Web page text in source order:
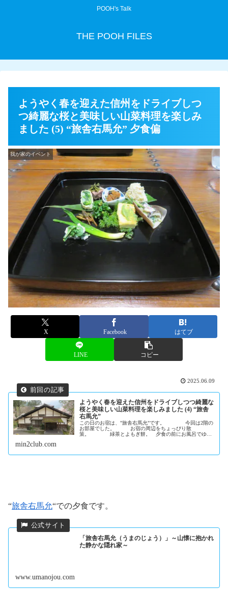
POOH's Talk
THE POOH FILES
ようやく春を迎えた信州をドライブしつ
つ綺麗な桜と美味しい山菜料理を楽しみ
ました (5) “旅舎右馬允” 夕食偏
我が家のイベント
X Facebook はてブ
LINE コピー
2025.06.09
ようやく春を迎えた信州をドライブしつつ綺麗な
桜と美味しい山菜料理を楽しみました (4) “旅舎
右馬允”
この日のお宿は、"旅舎右馬允"です。 今回は2階の
お部屋でした。 お宿の周辺をちょっぴり散
策。 緑茶とよもぎ餅。 夕食の前にお風呂でゆっ
min2club.com
“旅舎右馬允“での夕食です。
「旅舎右馬允（うまのじょう）」～山懐に抱かれ
た静かな隠れ家～
www.umanojou.com